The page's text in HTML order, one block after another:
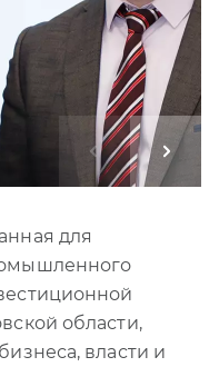
для
области,
власти и